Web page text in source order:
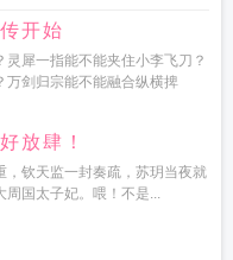
开始
犀一指能不能夹住小李飞刀？
万剑归宗能不能融合纵横捭
放肆！
，钦天监一封奏疏，苏玥当夜就
周国太子妃。喂！不是...